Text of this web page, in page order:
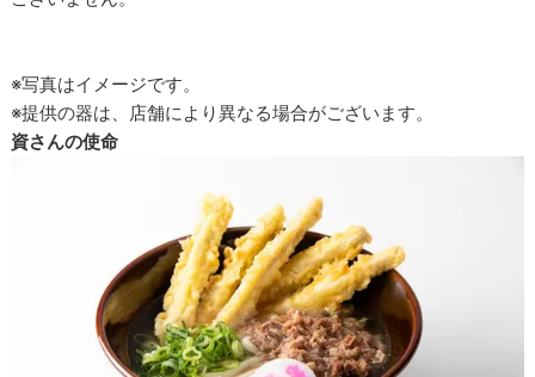
※写真はイメージです。
※提供の器は、店舗により異なる場合がございます。
資さんの使命